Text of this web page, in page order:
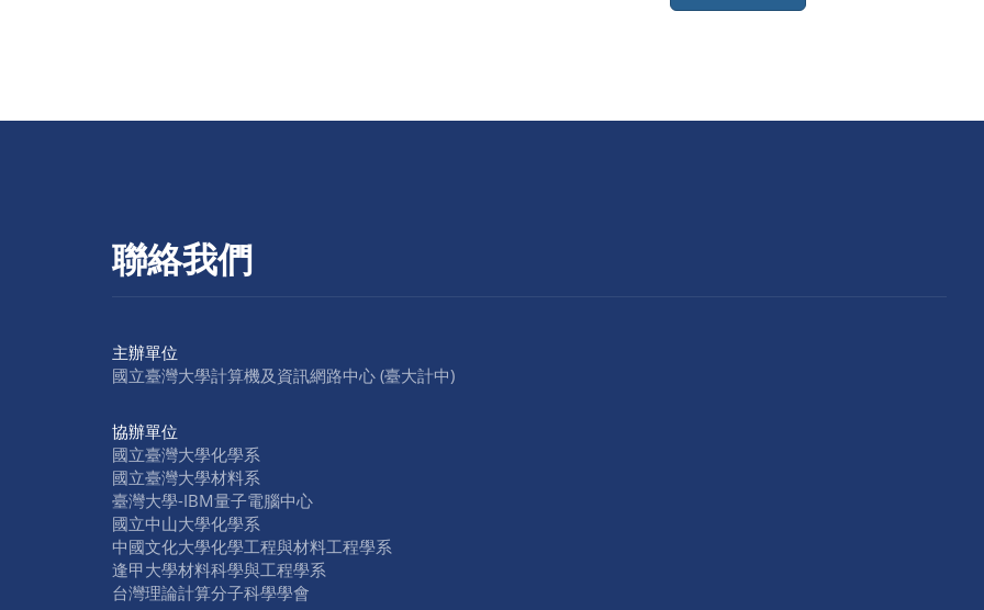
聯絡我們
主辦單位
國立臺灣大學計算機及資訊網路中心 (臺大計中)
協辦單位
國立臺灣大學化學系
國立臺灣大學材料系
臺灣大學-IBM量子電腦中心
國立中山大學化學系
中國文化大學化學工程與材料工程學系
逢甲大學材料科學與工程學系
台灣理論計算分子科學學會